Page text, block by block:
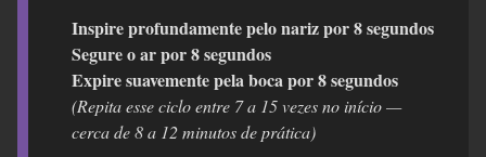
Inspire profundamente pelo nariz por 8 segundos
Segure o ar por 8 segundos
Expire suavemente pela boca por 8 segundos
(Repita esse ciclo entre 7 a 15 vezes no início —
cerca de 8 a 12 minutos de prática)